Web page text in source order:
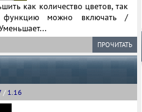
как количество цветов, так
функцию можно включать /
ПРОЧИТАТЬ
/ 1.16